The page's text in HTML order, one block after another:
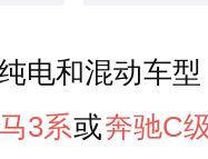
电和混动车
3系或奔驰C